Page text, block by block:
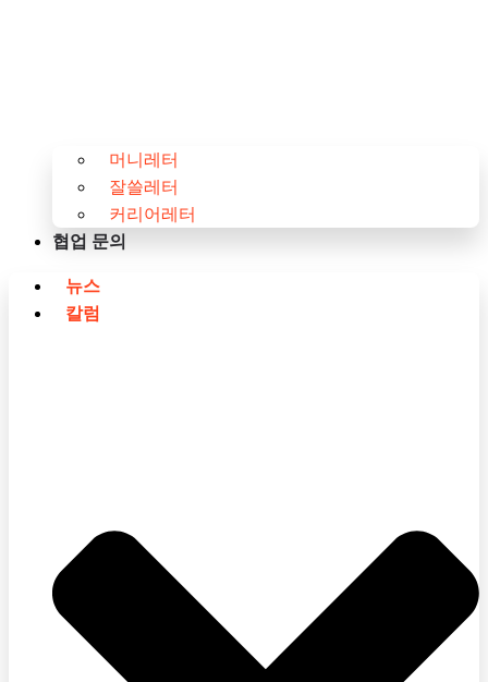
머니레터
잘쓸레터
커리어레터
협업 문의
뉴스
칼럼